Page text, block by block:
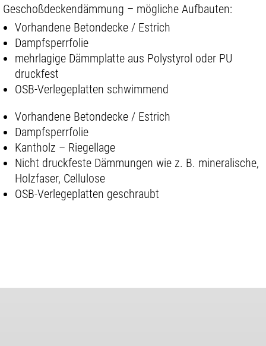
Geschoßdeckendämmung – mögliche Aufbauten:
Vorhandene Betondecke / Estrich
Dampfsperrfolie
mehrlagige Dämmplatte aus Polystyrol oder PU
druckfest
OSB-Verlegeplatten schwimmend
Vorhandene Betondecke / Estrich
Dampfsperrfolie
Kantholz – Riegellage
Nicht druckfeste Dämmungen wie z. B. mineralische,
Holzfaser, Cellulose
OSB-Verlegeplatten geschraubt